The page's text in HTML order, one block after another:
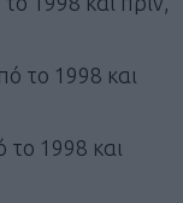
το 1998 και
το 1998 και